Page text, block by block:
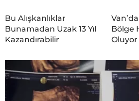
Bu Alışkanlıklar
Bunamadan Uzak 13 Yıl
Kazandırabilir
Bölge
Oluyor